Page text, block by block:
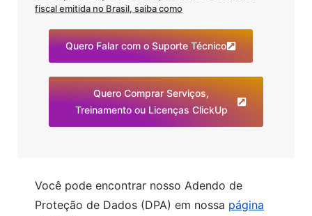
fiscal emitida no Brasil, saiba como
Quero Falar com o Suporte Técnico
Quero Comprar Serviços,
Treinamento ou Licenças ClickUp
Você pode encontrar nosso Adendo de
Proteção de Dados (DPA) em nossa página